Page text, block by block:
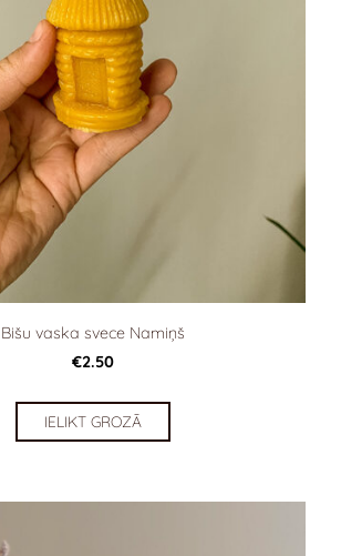
Bišu vaska svece Namiņš
€2.50
IELIKT GROZĀ